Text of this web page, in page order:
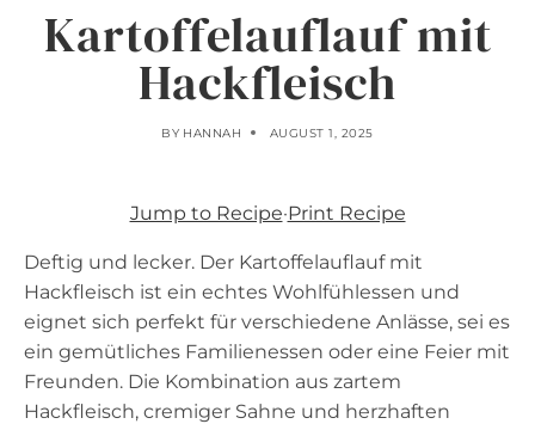
Kartoffelauflauf mit
Hackfleisch
BY HANNAH AUGUST 1, 2025
Jump to Recipe·Print Recipe
Deftig und lecker. Der Kartoffelauflauf mit
Hackfleisch ist ein echtes Wohlfühlessen und
eignet sich perfekt für verschiedene Anlässe, sei es
ein gemütliches Familienessen oder eine Feier mit
Freunden. Die Kombination aus zartem
Hackfleisch, cremiger Sahne und herzhaften